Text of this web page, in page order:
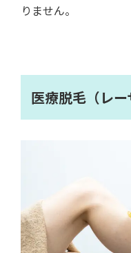
りません。
医療脱毛（レ